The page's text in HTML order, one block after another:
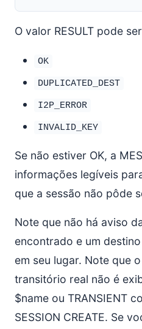
O valor RESULT pode
OK
DUPLICATED_DEST
I2P_ERROR
INVALID_KEY
Se não estiver OK, a
informações legíveis
que a sessão não pôde
Note que não há aviso
encontrado e um
em seu lugar. Note que
transitório real não é
$name ou TRANSIENT
SESSION CREATE. Se